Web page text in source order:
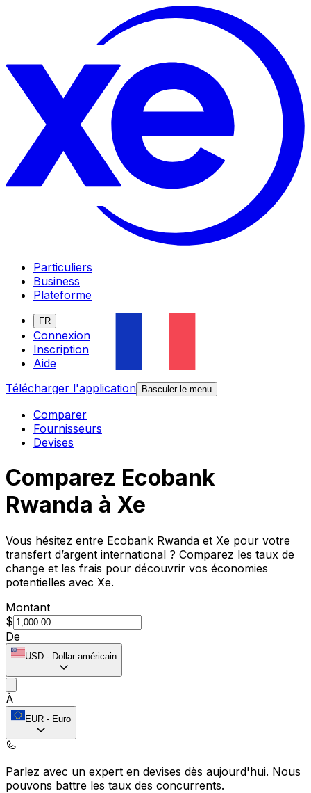
Particuliers
Business
Plateforme
FR
Connexion
Inscription
Aide
Télécharger l'application
Basculer le menu
Comparer
Fournisseurs
Devises
Comparez Ecobank
Rwanda à Xe
Vous hésitez entre Ecobank Rwanda et Xe pour votre
transfert d’argent international ? Comparez les taux de
change et les frais pour découvrir vos économies
potentielles avec Xe.
Montant
$
De
USD - Dollar américain
À
EUR - Euro
Parlez avec un expert en devises dès aujourd'hui. Nous
pouvons battre les taux des concurrents.